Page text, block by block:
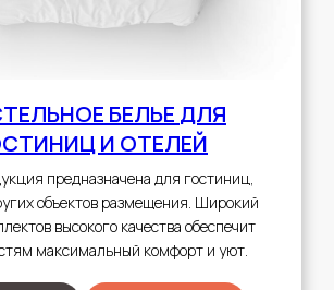
БЕЛЬЕ ДЛЯ
И ОТЕЛЕЙ
предназначена для гостиниц,
объектов размещения. Широкий
высокого качества обеспечит
максимальный комфорт и уют.